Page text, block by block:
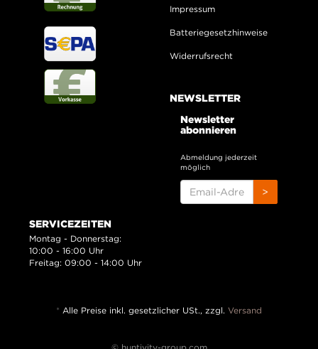
Impressum
Batteriegesetzhinweise
Widerrufsrecht
NEWSLETTER
Newsletter
abonnieren
Abmeldung jederzeit
möglich
EMAIL-
ADRESSE
>
SERVICEZEITEN
Montag - Donnerstag:
10:00 - 16:00 Uhr
Freitag: 09:00 - 14:00 Uhr
* Alle Preise inkl. gesetzlicher USt., zzgl. Versand
© huntivity-group.com